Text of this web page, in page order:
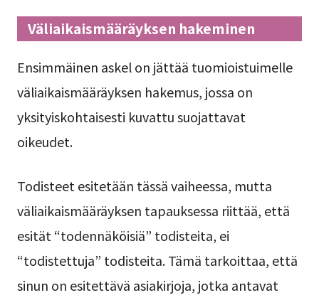
Väliaikaismääräyksen hakeminen
Ensimmäinen askel on jättää tuomioistuimelle
väliaikaismääräyksen hakemus, jossa on
yksityiskohtaisesti kuvattu suojattavat
oikeudet.
Todisteet esitetään tässä vaiheessa, mutta
väliaikaismääräyksen tapauksessa riittää, että
esität “todennäköisiä” todisteita, ei
“todistettuja” todisteita. Tämä tarkoittaa, että
sinun on esitettävä asiakirjoja, jotka antavat